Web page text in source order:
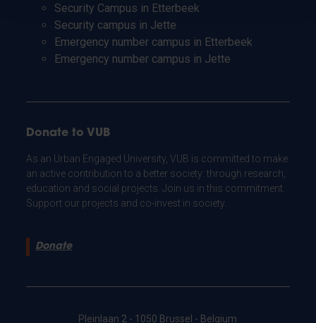
Security Campus in Etterbeek
Security campus in Jette
Emergency number campus in Etterbeek
Emergency number campus in Jette
Donate to VUB
As an Urban Engaged University, VUB is committed to make
an active contribution to a better society: through research,
education and social projects. Join us in this commitment.
Support our projects and co-invest in society.
Donate
Pleinlaan 2 - 1050 Brussel - Belgium